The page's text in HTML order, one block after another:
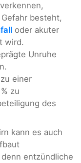
besteht,
oder akuter
wird.
Unruhe
einer
zu
des
kann es auch
denn entzündliche